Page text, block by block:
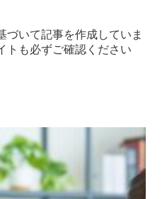
づいて記事を作成していま
トも必ずご確認ください